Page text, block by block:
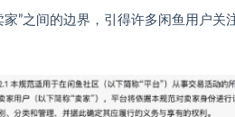
”之间的边界，引得许多闲鱼用户关